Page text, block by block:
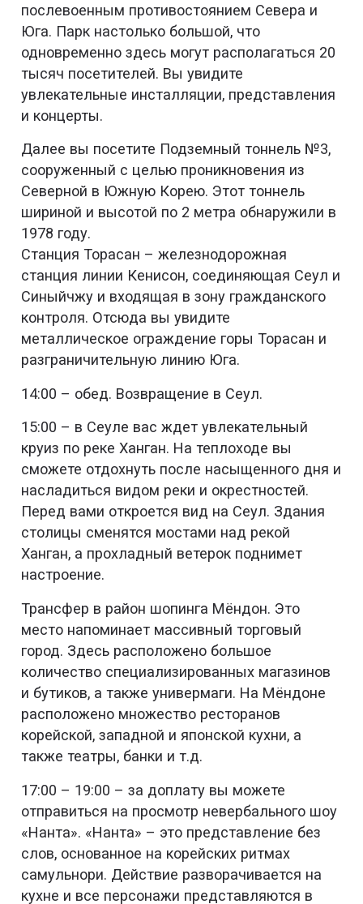
послевоенным противостоянием Севера и
Юга. Парк настолько большой, что
одновременно здесь могут располагаться 20
тысяч посетителей. Вы увидите
увлекательные инсталляции, представления
и концерты.
Далее вы посетите Подземный тоннель №3,
сооруженный с целью проникновения из
Северной в Южную Корею. Этот тоннель
шириной и высотой по 2 метра обнаружили в
1978 году.
Станция Торасан – железнодорожная
станция линии Кенисон, соединяющая Сеул и
Синыйчжу и входящая в зону гражданского
контроля. Отсюда вы увидите
металлическое ограждение горы Торасан и
разграничительную линию Юга.
14:00 – обед. Возвращение в Сеул.
15:00 – в Сеуле вас ждет увлекательный
круиз по реке Ханган. На теплоходе вы
сможете отдохнуть после насыщенного дня и
насладиться видом реки и окрестностей.
Перед вами откроется вид на Сеул. Здания
столицы сменятся мостами над рекой
Ханган, а прохладный ветерок поднимет
настроение.
Трансфер в район шопинга Мёндон. Это
место напоминает массивный торговый
город. Здесь расположено большое
количество специализированных магазинов
и бутиков, а также универмаги. На Мёндоне
расположено множество ресторанов
корейской, западной и японской кухни, а
также театры, банки и т.д.
17:00 – 19:00 – за доплату вы можете
отправиться на просмотр невербального шоу
«Нанта». «Нанта» – это представление без
слов, основанное на корейских ритмах
самульнори. Действие разворачивается на
кухне и все персонажи представляются в